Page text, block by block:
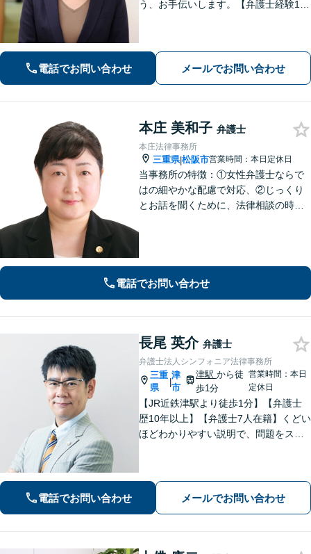
う、お手伝いします。【弁護士経験10
にご相談ください。
電話でお問い合わせ メールでお問い合わせ
本庄 美和子 弁護士
本庄法律事務所
三重県|松阪市営業時間：本日定休日
当事務所の特徴：①女性弁護士ならで
はの細やかな配慮で対応、②じっくり
とお話を聞くために、法律相談の時間
電話でお問い合わせ
長尾 英介 弁護士
弁護士法人シンフォニア法律事務所
三重
県
|
津
市
津駅から徒
歩1分
営業時間：本日
定休日
【JR近鉄津駅より徒歩1分】【弁護士
歴10年以上】【弁護士7人在籍】くどい
ほどわかりやすい説明で、問題をスム
数【借金・債務整理】自己破産で、借
金を0にできる可能性があります。
電話でお問い合わせ メールでお問い合わせ